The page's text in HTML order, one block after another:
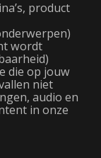
product
wordt
die op jouw
niet
audio en
in onze